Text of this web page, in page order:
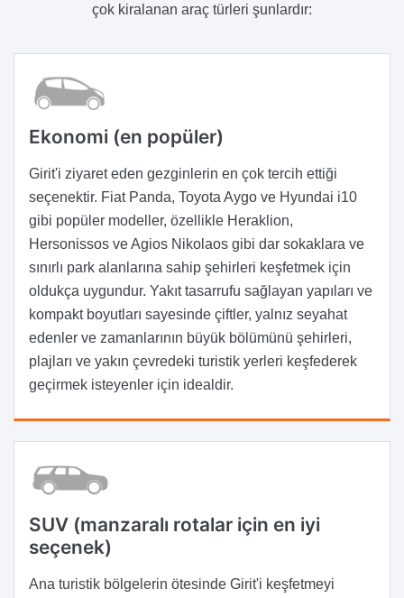
çok kiralanan araç türleri şunlardır:
Ekonomi (en popüler)
Girit'i ziyaret eden gezginlerin en çok tercih ettiği
seçenektir. Fiat Panda, Toyota Aygo ve Hyundai i10
gibi popüler modeller, özellikle Heraklion,
Hersonissos ve Agios Nikolaos gibi dar sokaklara ve
sınırlı park alanlarına sahip şehirleri keşfetmek için
oldukça uygundur. Yakıt tasarrufu sağlayan yapıları ve
kompakt boyutları sayesinde çiftler, yalnız seyahat
edenler ve zamanlarının büyük bölümünü şehirleri,
plajları ve yakın çevredeki turistik yerleri keşfederek
geçirmek isteyenler için idealdir.
SUV (manzaralı rotalar için en iyi
seçenek)
Ana turistik bölgelerin ötesinde Girit'i keşfetmeyi